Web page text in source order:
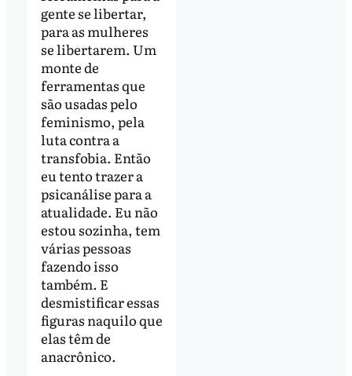
gente se libertar,
para as mulheres
se libertarem. Um
monte de
ferramentas que
são usadas pelo
feminismo, pela
luta contra a
transfobia. Então
eu tento trazer a
psicanálise para a
atualidade. Eu não
estou sozinha, tem
várias pessoas
fazendo isso
também. E
desmistificar essas
figuras naquilo que
elas têm de
anacrônico.